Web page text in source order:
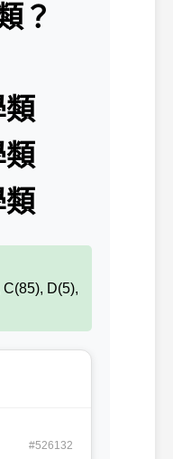
？
類
類
D(5),
#526132